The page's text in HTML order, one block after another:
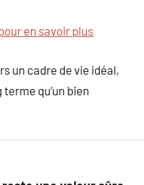
en savoir plus
un cadre de vie idéal,
qu’un bien